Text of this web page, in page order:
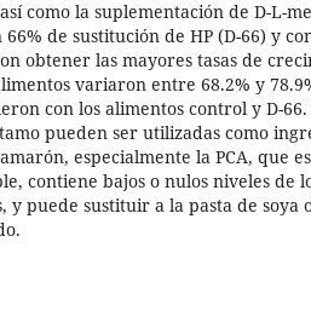
como la suplementación de D-L-
de sustitución de HP (D-66) y
obtener las mayores tasas de
variaron entre 68.2% y
con los alimentos control y D-
pueden ser utilizadas como
especialmente la PCA, que
contiene bajos o nulos niveles de
y puede sustituir a la pasta de soya